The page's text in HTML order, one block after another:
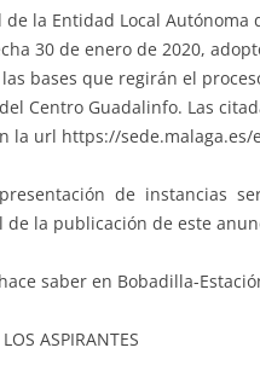
de la Entidad Local
30 de enero de 2020,
bases que regirán el
Centro Guadalinfo. Las
la url https://
de instancias
la publicación de este
saber en Bobadilla-
ASPIRANTES